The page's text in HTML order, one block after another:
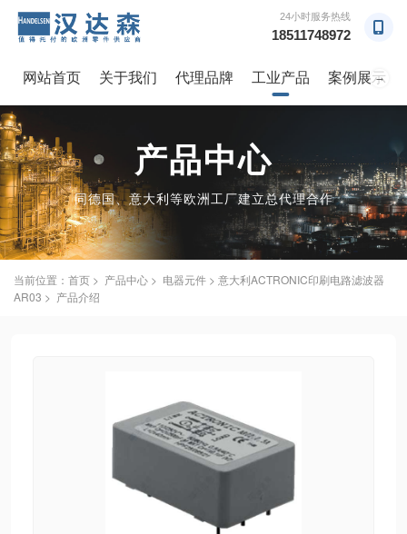
24小时服务热线
18511748972
→
网站首页 关于我们 代理品牌 工业产品 案例展示
产品中心
同德国、意大利等欧洲工厂建立总代理合作
当前位置： 首页 > 产品中心 > 电器元件 > 意大利ACTRONIC印刷电路滤波器
AR03 > 产品介绍